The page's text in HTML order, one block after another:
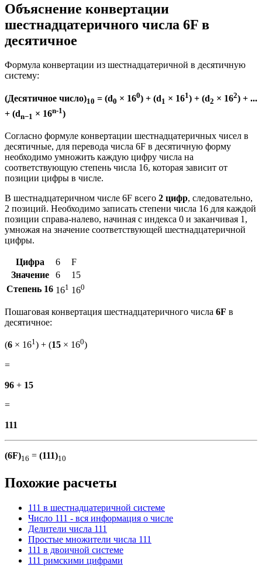
Объяснение конвертации
шестнадцатеричного числа 6F в
десятичное
Формула конвертации из шестнадцатеричной в десятичную
систему:
(Десятичное число)10 = (d0 × 160) + (d1 × 161) + (d2 × 162) + ...
+ (dn−1 × 16n-1)
Согласно формуле конвертации шестнадцатеричных чисел в
десятичные, для перевода числа 6F в десятичную форму
необходимо умножить каждую цифру числа на
соответствующую степень числа 16, которая зависит от
позиции цифры в числе.
В шестнадцатеричном числе 6F всего 2 цифр, следовательно,
2 позиций. Необходимо записать степени числа 16 для каждой
позиции справа-налево, начиная с индекса 0 и заканчивая 1,
умножая на значение соответствующей шестнадцатеричной
цифры.
Цифра 6
F
Значение
6
15
Степень 16 161 160
Пошаговая конвертация шестнадцатеричного числа 6F в
десятичное:
(6 × 161) + (15 × 160)
=
96 + 15
=
111
(6F)16 = (111)10
Похожие расчеты
111 в шестнадцатеричной системе
Число 111 - вся информация о числе
Делители числа 111
Простые множители числа 111
111 в двоичной системе
111 римскими цифрами